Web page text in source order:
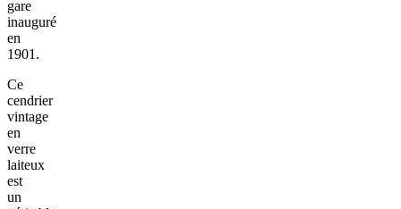
gare
inauguré
en
1901.
Ce
cendrier
vintage
en
verre
laiteux
est
un